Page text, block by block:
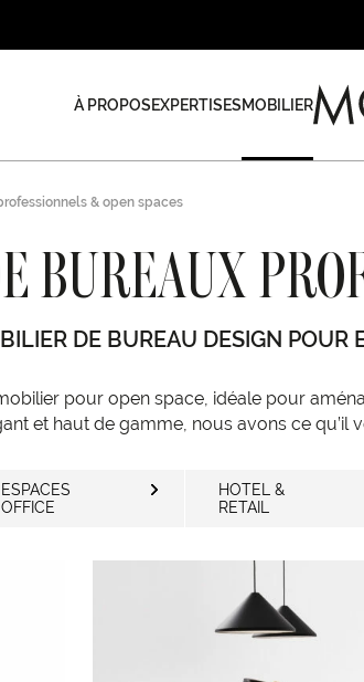
À PROPOSEXPERTISESMOBILIER
& open spaces
BUREAUX
DE BUREAU DESIGN POUR
pour open space, idéale pour
et haut de gamme, nous avons ce
ESPACES
OFFICE
HOTEL &
RETAIL